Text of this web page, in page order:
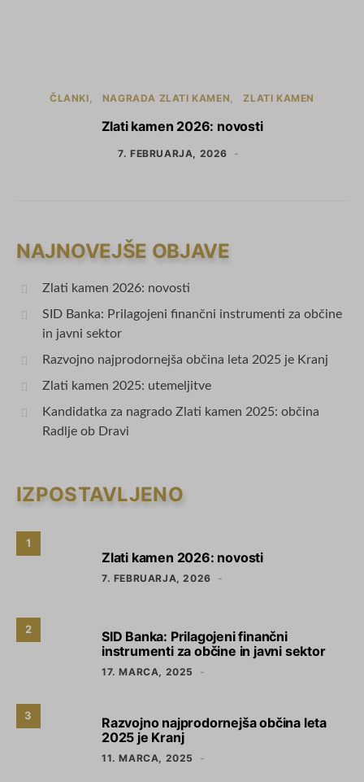
ČLANKI NAGRADA ZLATI KAMEN ZLATI KAMEN
Zlati kamen 2026: novosti
7. FEBRUARJA, 2026
NAJNOVEJŠE OBJAVE
Zlati kamen 2026: novosti
SID Banka: Prilagojeni finančni instrumenti za občine
in javni sektor
Razvojno najprodornejša občina leta 2025 je Kranj
Zlati kamen 2025: utemeljitve
Kandidatka za nagrado Zlati kamen 2025: občina
Radlje ob Dravi
IZPOSTAVLJENO
1
Zlati kamen 2026: novosti
7. FEBRUARJA, 2026
2
SID Banka: Prilagojeni finančni
instrumenti za občine in javni sektor
17. MARCA, 2025
3
Razvojno najprodornejša občina leta
2025 je Kranj
11. MARCA, 2025